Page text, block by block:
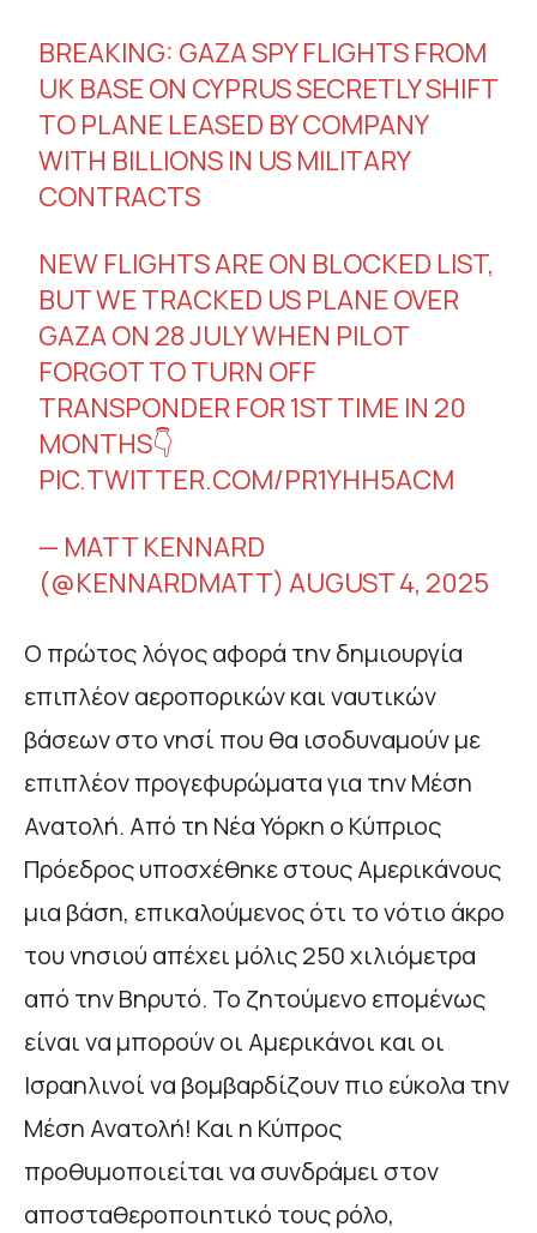
BREAKING: GAZA SPY FLIGHTS FROM
UK BASE ON CYPRUS SECRETLY SHIFT
TO PLANE LEASED BY COMPANY
WITH BILLIONS IN US MILITARY
CONTRACTS
NEW FLIGHTS ARE ON BLOCKED LIST,
BUT WE TRACKED US PLANE OVER
GAZA ON 28 JULY WHEN PILOT
FORGOT TO TURN OFF
TRANSPONDER FOR 1ST TIME IN 20
MONTHS👇
PIC.TWITTER.COM/PR1YHH5ACM
— MATT KENNARD
(@KENNARDMATT)AUGUST 4, 2025
Ο πρώτος λόγος αφορά την δημιουργία
επιπλέον αεροπορικών και ναυτικών
βάσεων στο νησί που θα ισοδυναμούν με
επιπλέον προγεφυρώματα για την Μέση
Ανατολή. Από τη Νέα Υόρκη ο Κύπριος
Πρόεδρος υποσχέθηκε στους Αμερικάνους
μια βάση, επικαλούμενος ότι το νότιο άκρο
του νησιού απέχει μόλις 250 χιλιόμετρα
από την Βηρυτό. Το ζητούμενο επομένως
είναι να μπορούν οι Αμερικάνοι και οι
Ισραηλινοί να βομβαρδίζουν πιο εύκολα την
Μέση Ανατολή! Και η Κύπρος
προθυμοποιείται να συνδράμει στον
αποσταθεροποιητικό τους ρόλο,